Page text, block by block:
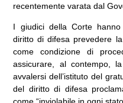
recentemente varata dal
I giudici della Corte
diritto di difesa prevedere
come condizione di
assicurare, al contempo,
avvalersi dell’istituto del
del diritto di difesa